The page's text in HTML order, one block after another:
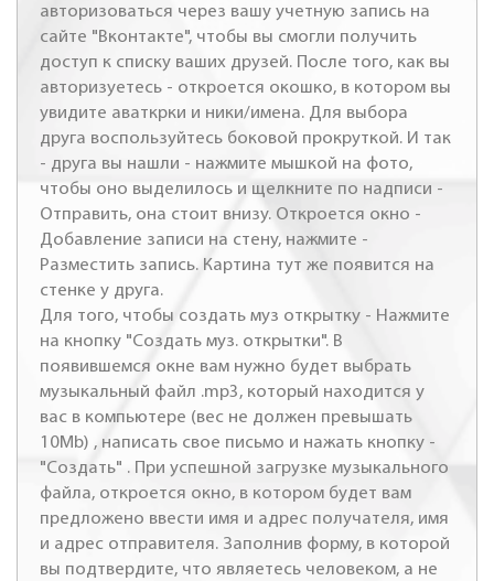
авторизоваться через вашу учетную запись на
сайте "Вконтакте", чтобы вы смогли получить
доступ к списку ваших друзей. После того, как вы
авторизуетесь - откроется окошко, в котором вы
увидите аваткрки и ники/имена. Для выбора
друга воспользуйтесь боковой прокруткой. И так
- друга вы нашли - нажмите мышкой на фото,
чтобы оно выделилось и щелкните по надписи -
Отправить, она стоит внизу. Откроется окно -
Добавление записи на стену, нажмите -
Разместить запись. Картина тут же появится на
стенке у друга.
Для того, чтобы создать муз открытку - Нажмите
на кнопку "Создать муз. открытки". В
появившемся окне вам нужно будет выбрать
музыкальный файл .mp3, который находится у
вас в компьютере (вес не должен превышать
10Mb) , написать свое письмо и нажать кнопку -
"Создать" . При успешной загрузке музыкального
файла, откроется окно, в котором будет вам
предложено ввести имя и адрес получателя, имя
и адрес отправителя. Заполнив форму, в которой
вы подтвердите, что являетесь человеком, а не